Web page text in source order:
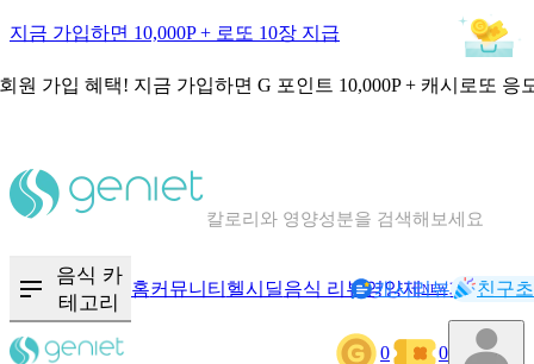
지금 가입하면 10,000P + 로또 10장 지급
원 가입 혜택! 지금 가입하면 G 포인트 10,000P + 캐시로또 응
칼로리와 영양성분을 검색해보세요
음식 카
테고리
홈커뮤니티 헬시딜음식 리뷰영양제NEW기록
캐시리뷰 친구
0 0